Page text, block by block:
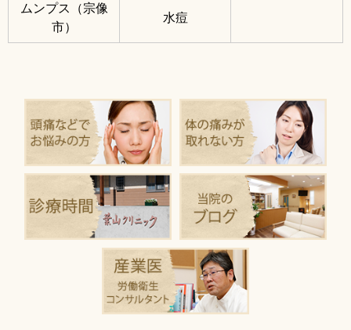
ムンプス（宗像
市）
水痘